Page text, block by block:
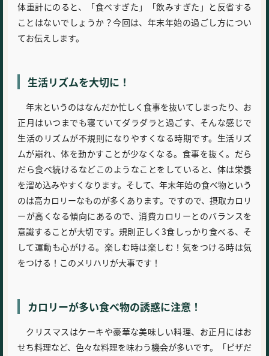
体重計にのると、「食べすぎた」「飲みすぎた」と反省する
ことはないでしょうか？今回は、年末年始の過ごし方につい
てお伝えします。
生活リズムを大切に！
年末というのはなんだか忙しく食事を抜いてしまったり、お
正月はいつまでも寝ていてダラダラと過ごす、そんな感じで
生活のリズムが不規則になりやすくなる時期です。生活リズ
ムが崩れ、体を動かすことが少なくなる。食事を抜く。だら
だら食べ続けるなどこのようなことをしていると、体は栄養
を溜め込みやすくなります。そして、年末年始の食べ物という
のは高カロリーなものが多くあります。ですので、摂取カロリ
ーが高くなる傾向にあるので、消費カロリーとのバランスを
意識することが大切です。規則正しく3食しっかり食べる、そ
して運動も心がける。楽しむ時は楽しむ！気をつける時は気
をつける！このメリハリが大事です！
カロリーが多い食べ物の誘惑に注意！
クリスマスはケーキや豪華な美味しい料理、お正月にはお
せち料理など、色々な料理を味わう機会が多いです。「ピザだ